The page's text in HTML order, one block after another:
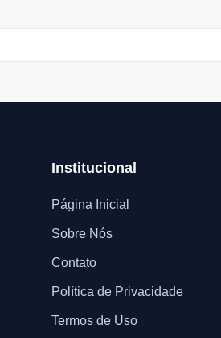
Institucional
Página Inicial
Sobre Nós
Contato
Política de Privacidade
Termos de Uso